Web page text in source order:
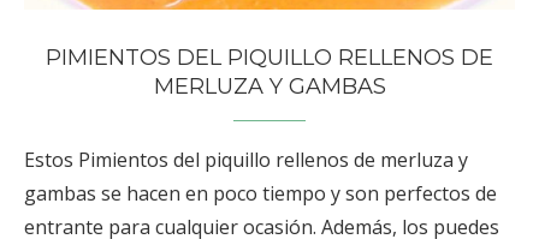
PIMIENTOS DEL PIQUILLO RELLENOS DE
MERLUZA Y GAMBAS
Estos Pimientos del piquillo rellenos de merluza y
gambas se hacen en poco tiempo y son perfectos de
entrante para cualquier ocasión. Además, los puedes